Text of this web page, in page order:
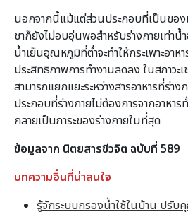
นอกจากนี้แม้แต่ส่วนประกอบที่เป็นของ
ชาก็ยังไม่อบอุ่นพอสำหรับร่างกายเท่า
น้ำเย็นอุณหภูมิที่ต่ำจะทำให้กระเพาะอาห
ประสิทธิภาพการทำงานลดลง ในสภาวะเ
สามารถแยกแยะระหว่างสารอาหารที่ร่า
ประกอบที่ร่างกายไม่ต้องการจากอาหาร
กลายเป็นภาระของร่างกายในที่สุด
ข้อมูลจาก นิตยสารชีวจิต ฉบับที่ 589
บทความอื่นที่น่าสนใจ
รู้จักระบบกรองน้ำใช้ในบ้าน ปรับ